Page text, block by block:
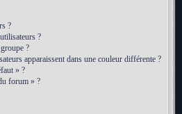
?
?
?
apparaissent dans une couleur différente ?
» ?
forum » ?